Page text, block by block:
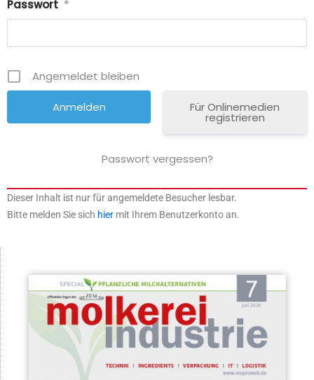
Passwort *
Angemeldet bleiben
Für Onlinemedien
registrieren
Passwort vergessen?
Dieser Inhalt ist nur für angemeldete Besucher lesbar.
Bitte melden Sie sich hier mit Ihrem Benutzerkonto an.